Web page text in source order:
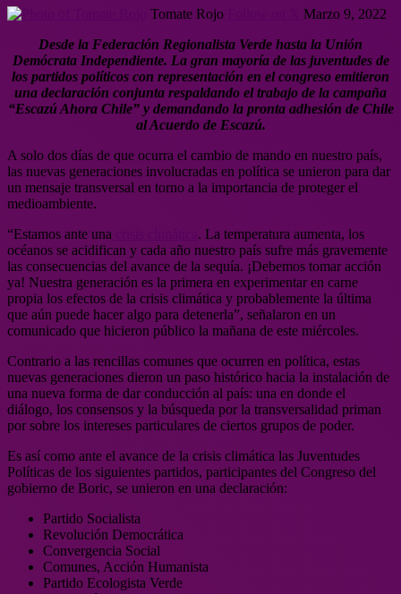
Tomate Rojo
Marzo 9, 2022
Desde la Federación Regionalista Verde hasta la Unión
Demócrata Independiente. La gran mayoría de las juventudes de
los partidos políticos con representación en el congreso emitieron
una declaración conjunta respaldando el trabajo de la campaña
“Escazú Ahora Chile” y demandando la pronta adhesión de Chile
al Acuerdo de Escazú.
A solo dos días de que ocurra el cambio de mando en nuestro país,
las nuevas generaciones involucradas en política se unieron para dar
un mensaje transversal en torno a la importancia de proteger el
medioambiente.
“Estamos ante una
. La temperatura aumenta, los
océanos se acidifican y cada año nuestro país sufre más gravemente
las consecuencias del avance de la sequía. ¡Debemos tomar acción
ya! Nuestra generación es la primera en experimentar en carne
propia los efectos de la crisis climática y probablemente la última
que aún puede hacer algo para detenerla”, señalaron en un
comunicado que hicieron público la mañana de este miércoles.
Contrario a las rencillas comunes que ocurren en política, estas
nuevas generaciones dieron un paso histórico hacia la instalación de
una nueva forma de dar conducción al país: una en donde el
diálogo, los consensos y la búsqueda por la transversalidad priman
por sobre los intereses particulares de ciertos grupos de poder.
Es así como ante el avance de la crisis climática las Juventudes
Políticas de los siguientes partidos, participantes del Congreso del
gobierno de Boric, se unieron en una declaración:
Partido Socialista
Revolución Democrática
Convergencia Social
Comunes, Acción Humanista
Partido Ecologista Verde